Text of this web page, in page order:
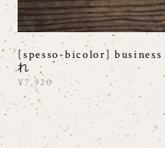
[spesso-bicolor]
れ
¥7,920